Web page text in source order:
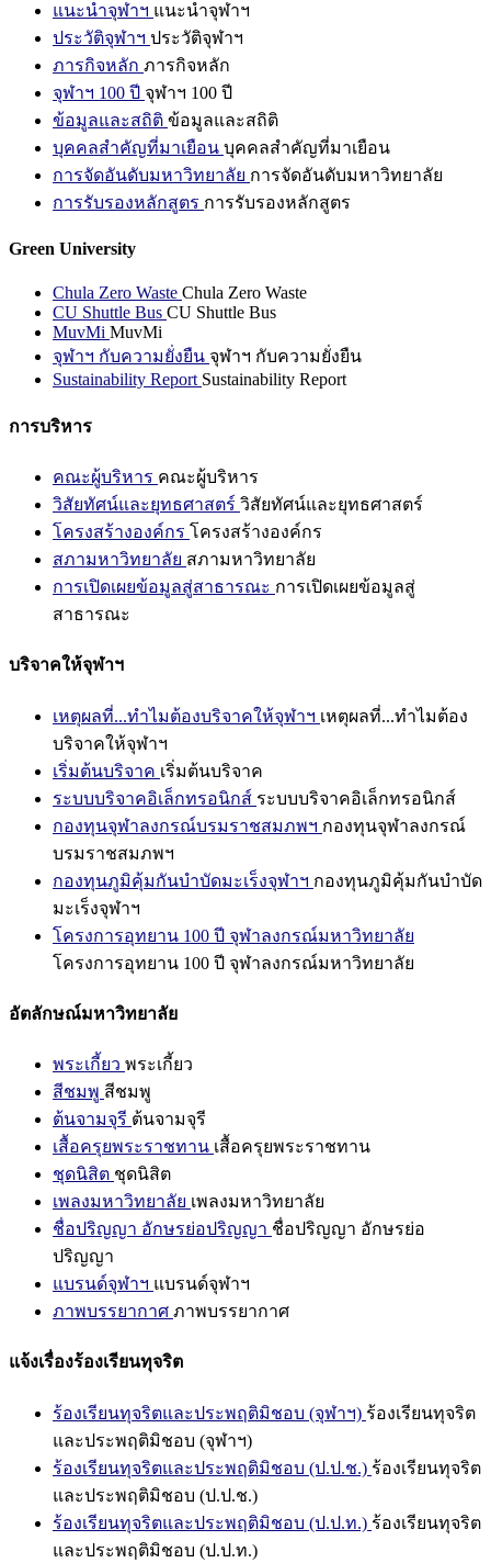
แนะนำจุฬาฯ แนะนำจุฬาฯ
ประวัติจุฬาฯ ประวัติจุฬาฯ
ภารกิจหลัก ภารกิจหลัก
จุฬาฯ 100 ปี จุฬาฯ 100 ปี
ข้อมูลและสถิติ ข้อมูลและสถิติ
บุคคลสำคัญที่มาเยือน บุคคลสำคัญที่มาเยือน
การจัดอันดับมหาวิทยาลัย การจัดอันดับมหาวิทยาลัย
การรับรองหลักสูตร การรับรองหลักสูตร
Green University
Chula Zero Waste Chula Zero Waste
CU Shuttle Bus CU Shuttle Bus
MuvMi MuvMi
จุฬาฯ กับความยั่งยืน จุฬาฯ กับความยั่งยืน
Sustainability Report Sustainability Report
การบริหาร
คณะผู้บริหาร คณะผู้บริหาร
วิสัยทัศน์และยุทธศาสตร์ วิสัยทัศน์และยุทธศาสตร์
โครงสร้างองค์กร โครงสร้างองค์กร
สภามหาวิทยาลัย สภามหาวิทยาลัย
การเปิดเผยข้อมูลสู่สาธารณะ การเปิดเผยข้อมูลสู่
สาธารณะ
บริจาคให้จุฬาฯ
เหตุผลที่...ทำไมต้องบริจาคให้จุฬาฯ เหตุผลที่...ทำไมต้อง
บริจาคให้จุฬาฯ
เริ่มต้นบริจาค เริ่มต้นบริจาค
ระบบบริจาคอิเล็กทรอนิกส์ ระบบบริจาคอิเล็กทรอนิกส์
กองทุนจุฬาลงกรณ์บรมราชสมภพฯ กองทุนจุฬาลงกรณ์
บรมราชสมภพฯ
กองทุนภูมิคุ้มกันบำบัดมะเร็งจุฬาฯ กองทุนภูมิคุ้มกันบำบัด
มะเร็งจุฬาฯ
โครงการอุทยาน 100 ปี จุฬาลงกรณ์มหาวิทยาลัย
โครงการอุทยาน 100 ปี จุฬาลงกรณ์มหาวิทยาลัย
อัตลักษณ์มหาวิทยาลัย
พระเกี้ยว พระเกี้ยว
สีชมพู สีชมพู
ต้นจามจุรี ต้นจามจุรี
เสื้อครุยพระราชทาน เสื้อครุยพระราชทาน
ชุดนิสิต ชุดนิสิต
เพลงมหาวิทยาลัย เพลงมหาวิทยาลัย
ชื่อปริญญา อักษรย่อปริญญา ชื่อปริญญา อักษรย่อ
ปริญญา
แบรนด์จุฬาฯ แบรนด์จุฬาฯ
ภาพบรรยากาศ ภาพบรรยากาศ
แจ้งเรื่องร้องเรียนทุจริต
ร้องเรียนทุจริตและประพฤติมิชอบ (จุฬาฯ) ร้องเรียนทุจริต
และประพฤติมิชอบ (จุฬาฯ)
ร้องเรียนทุจริตและประพฤติมิชอบ (ป.ป.ช.) ร้องเรียนทุจริต
และประพฤติมิชอบ (ป.ป.ช.)
ร้องเรียนทุจริตและประพฤติมิชอบ (ป.ป.ท.) ร้องเรียนทุจริต
และประพฤติมิชอบ (ป.ป.ท.)